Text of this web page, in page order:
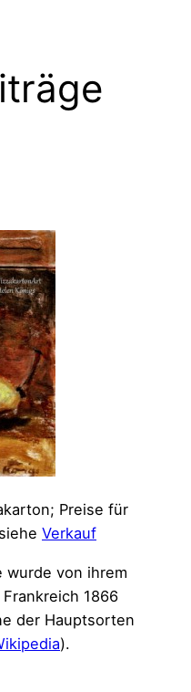
Preise für
Verkauf
wurde von ihrem
1866
der Hauptsorten
).